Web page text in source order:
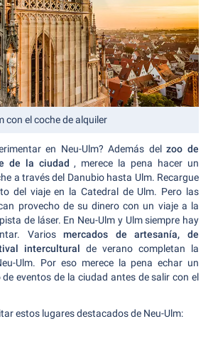
con el coche de alquiler
en Neu-Ulm? Además delzoo de
de la ciudad , merece la pena hacer un
a través del Danubio hasta Ulm. Recargue
del viaje en la Catedral de Ulm. Pero las
provecho de su dinero con un viaje a la
de láser. En Neu-Ulm y Ulm siempre hay
Variosmercados de artesanía, de
intercultural de verano completan la
Ulm. Por eso merece la pena echar un
eventos de la ciudad antes de salir con el
estos lugares destacados de Neu-Ulm: